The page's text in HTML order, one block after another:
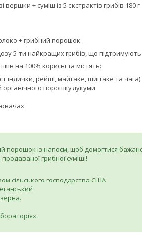
вершки + суміш із 5 екстрактів грибів 180 г
+ грибний порошок.
5-ти найкращих грибів, що підтримують
на 100% корисні та містять:
індички, рейші, майтаке, шиїтаке та чага)
органічного порошку лукуми
порошок із напоєм, щоб домогтися
грибної суміші!
сільського господарства США